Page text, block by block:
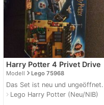
Harry Potter 4 Privet Drive
Modellnavigate_nextLego 75968
Das Set ist neu und ungeöffnet.
navigate_nextLego Harry Potter (Neu/NIB)